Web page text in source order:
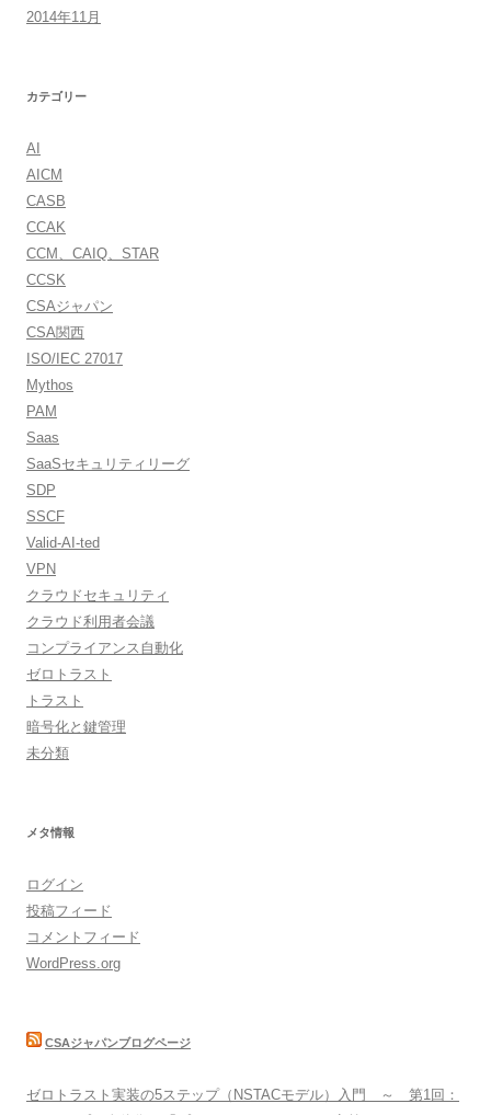
2014年11月
カテゴリー
AI
AICM
CASB
CCAK
CCM、CAIQ、STAR
CCSK
CSAジャパン
CSA関西
ISO/IEC 27017
Mythos
PAM
Saas
SaaSセキュリティリーグ
SDP
SSCF
Valid-AI-ted
VPN
クラウドセキュリティ
クラウド利用者会議
コンプライアンス自動化
ゼロトラスト
トラスト
暗号化と鍵管理
未分類
メタ情報
ログイン
投稿フィード
コメントフィード
WordPress.org
CSAジャパンブログページ
ゼロトラスト実装の5ステップ（NSTACモデル）入門 ～ 第1回：